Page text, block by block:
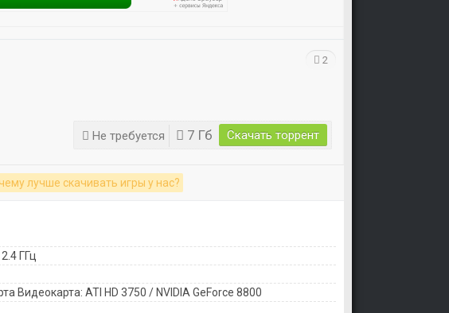
Не требуется 7 Гб Скачать торрент
2
лучше скачивать игры у нас?
ГГц
Видеокарта: ATI HD 3750 / NVIDIA GeForce 8800